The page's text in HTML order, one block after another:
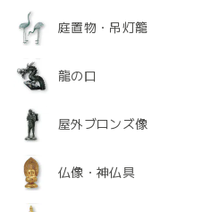
庭置物・吊灯籠
龍の口
屋外ブロンズ像
仏像・神仏具